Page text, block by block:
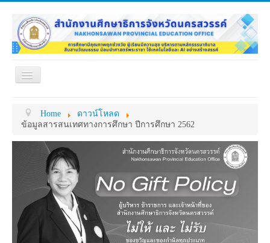
Toggle
หน่วยงานภายใน
MY OFFICE
ดาวน์โหลด
กระดาน ถาม-ตอบ
ข้อมูลการติดต่อ
Home
ดาวน์โหลด
ข้อมูลสารสนเทศทางการศึกษา ปีการศึกษา 2562